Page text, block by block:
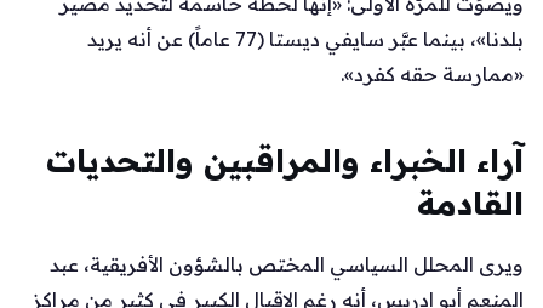
بلدنا»، بينما عبَّر سايفي ديستا (77 عاماً) عن أنه يريد
«ممارسة حقه كفرد».
آراء الخبراء والمراقبين والتحديات
القادمة
ويرى المحلل السياسي المختص بالشؤون الأفريقية، عبد
المنعم أبو إدريس، أنه رغم الإقبال الكبير في كثير من مراكز